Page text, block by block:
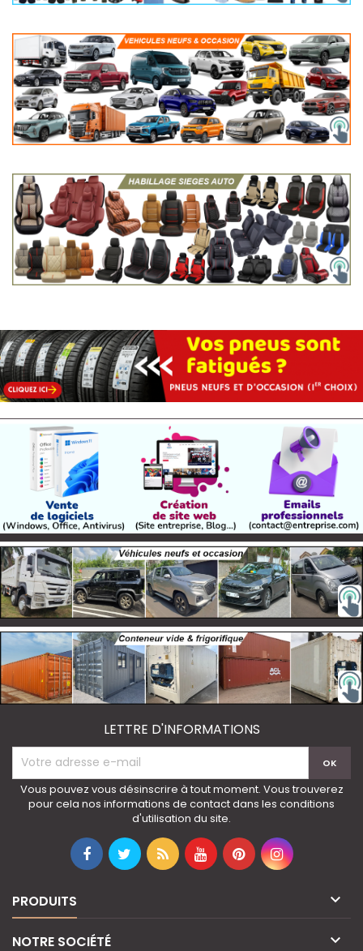
LETTRE D'INFORMATIONS
Vous pouvez vous désinscrire à tout moment. Vous trouverez
pour cela nos informations de contact dans les conditions
d'utilisation du site.
PRODUITS 
NOTRE SOCIÉTÉ 